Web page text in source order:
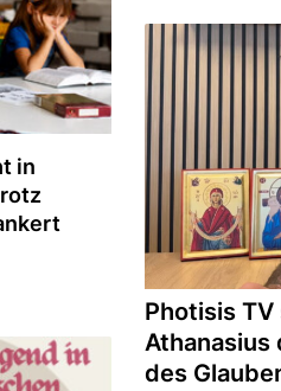
in
Photisis
Athanasius
des